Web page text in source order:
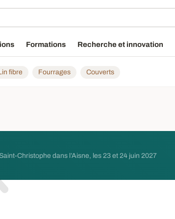
Formations Recherche et innovation
fibre Fourrages Couverts
Christophe dans l’Aisne, les 23 et 24 juin 2027